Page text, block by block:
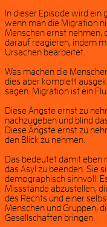
In dieser Episode wird
wenn man die Migration
Menschen ernst nehmen,
darauf reagieren, indem
Ursachen bearbeitet.
Was machen die
dies aber komplett
sagen: Migration ist ein
Diese Ängste ernst zu
nachzugeben und blind
Diese Ängste ernst zu
den Blick zu nehmen.
Das bedeutet damit eben
das Asyl zu beenden. Sie
demographisch sinnvoll.
Missstände abzustellen,
des Rechts und einer
Menschen und Gruppen,
Gesellschaften bringen.